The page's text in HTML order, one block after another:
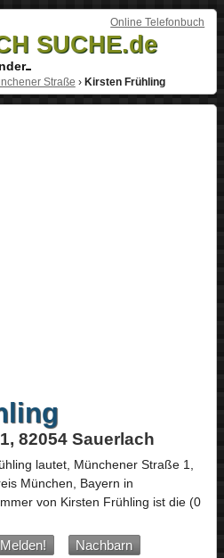
Online Telefonbuch
SUCHE.de
Straße › Kirsten Frühling
82054 Sauerlach
lautet, Münchener Straße 1,
München, Bayern in
von Kirsten Frühling ist die (0
Melden!
Nachbarn